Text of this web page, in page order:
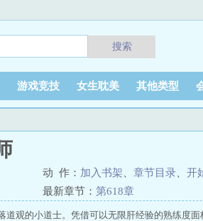
搜索
游戏竞技 女生耽美 其他类型
动 作： 加入书架 章节目录
开
最新章节： 第618章
道观的小道士。凭借可以无限肝经验的熟练度